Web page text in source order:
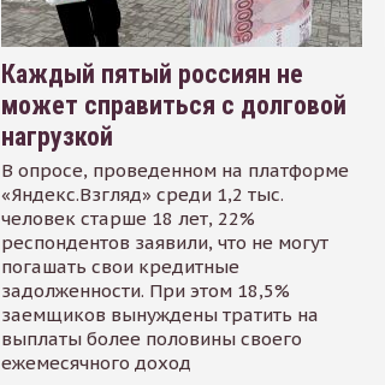
Каждый пятый россиян не
может справиться с долговой
нагрузкой
В опросе, проведенном на платформе
«Яндекс.Взгляд» среди 1,2 тыс.
человек старше 18 лет, 22%
респондентов заявили, что не могут
погашать свои кредитные
задолженности. При этом 18,5%
заемщиков вынуждены тратить на
выплаты более половины своего
ежемесячного доход